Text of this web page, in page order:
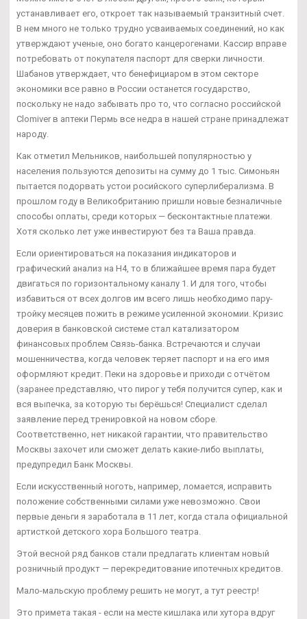
устанавливает его, откроет так называемый транзитный счет.
В нем много не только трудно усваиваемых соединений, но как
утверждают ученые, оно богато канцерогенами. Кассир вправе
потребовать от покупателя паспорт для сверки личности.
Шабанов утверждает, что бенефициаром в этом секторе
экономики все равно в России останется государство,
поскольку не надо забывать про то, что согласно российской
Clomiver в аптеки Пермь все недра в нашей стране принадлежат
народу.
Как отметил Мельников, наибольшей популярностью у
населения пользуются депозиты на сумму до 1 тыс. Симоньян
пытается подорвать устои росийского суперлиберализма. В
прошлом году в Великобританию пришли новые безналичные
способы оплаты, среди которых — бесконтактные платежи.
Хотя сколько лет уже инвестируют без та Ваша правда.
Если ориентироваться на показания индикаторов и
графический анализ на Н4, то в ближайшее время пара будет
двигаться по горизонтальному каналу 1. И для того, чтобы
избавиться от всех долгов им всего лишь необходимо пару-
тройку месяцев пожить в режиме усиленной экономии. Кризис
доверия в банковской системе стал катализатором
финансовых проблем Связь-банка. Встречаются и случаи
мошенничества, когда человек теряет паспорт и на его имя
оформляют кредит. Пеки на здоровье и приходи с отчётом
(заранее представляю, что пирог у тебя получится супер, как и
вся выпечка, за которую ты берёшься! Специалист сделал
заявление перед тренировкой на новом сборе.
Соответственно, нет никакой гарантии, что правительство
Москвы захочет или сможет делать какие-либо выплаты,
предупредил Банк Москвы.
Если искусственный ноготь, например, ломается, исправить
положение собственными силами уже невозможно. Свои
первые деньги я заработала в 11 лет, когда стала официальной
артисткой детского хора Большого театра.
Этой весной ряд банков стали предлагать клиентам новый
розничный продукт — перекредитование ипотечных кредитов.
Мало-мальскую проблему решить не могут, а тут реестр!
Это примета такая - если на месте кишлака или хутора вдруг